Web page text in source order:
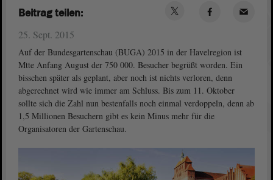
25. Sept. 2015
Auf der Bundesgartenschau (BUGA) 2015 in der Havelregion ist
Mtte Anfang August der 750 000. Besucher begrüßt worden. Ein
bisschen später als geplant, aber noch ist nichts verloren, denn
abgerechnet wird wie immer am Schluss. Bis zum 11. Oktober
sollte sich die Zahl nun bestenfalls noch einmal verdoppeln, denn ab
1,5 Millionen Besuchern gibt es kein Minus mehr für die
Organisatoren der Gartenschau.
Beitrag teilen: